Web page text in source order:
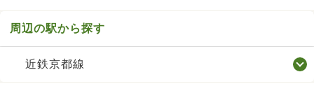
周辺の駅から探す
近鉄京都線